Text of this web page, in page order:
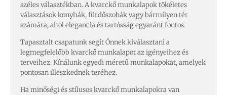
széles választékban. A kvarckő munkalapok tökéletes
választások konyhák, fürdőszobák vagy bármilyen tér
számára, ahol elegancia és tartósság egyaránt fontos.
Tapasztalt csapatunk segít Önnek kiválasztani a
legmegfelelőbb kvarckő munkalapot az igényeihez és
terveihez. Kínálunk egyedi méretű munkalapokat, amelyek
pontosan illeszkednek teréhez.
Ha minőségi és stílusos kvarckő munkalapokra van